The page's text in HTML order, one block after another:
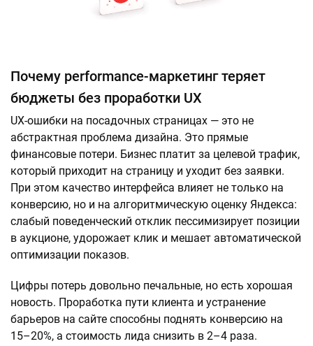
Почему performance-маркетинг теряет
бюджеты без проработки UX
UX-ошибки на посадочных страницах — это не
абстрактная проблема дизайна. Это прямые
финансовые потери. Бизнес платит за целевой трафик,
который приходит на страницу и уходит без заявки.
При этом качество интерфейса влияет не только на
конверсию, но и на алгоритмическую оценку Яндекса:
слабый поведенческий отклик пессимизирует позиции
в аукционе, удорожает клик и мешает автоматической
оптимизации показов.
Цифры потерь довольно печальные, но есть хорошая
новость. Проработка пути клиента и устранение
барьеров на сайте способны поднять конверсию на
15–20%, а стоимость лида снизить в 2–4 раза.